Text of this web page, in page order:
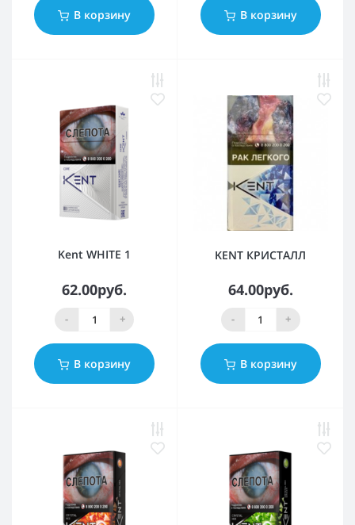
В корзину В корзину
Kent WHITE 1
62.00руб.
- +
В корзину
KENT КРИСТАЛЛ
64.00руб.
- +
В корзину